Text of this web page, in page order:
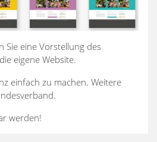
Sie eine Vorstellung des
eigene Website.
einfach zu machen. Weitere
werden!